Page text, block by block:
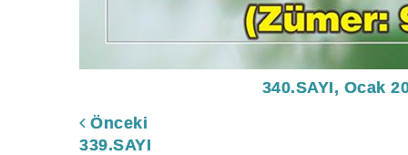
340.SAYI, Ocak
Önceki
339.SAYI